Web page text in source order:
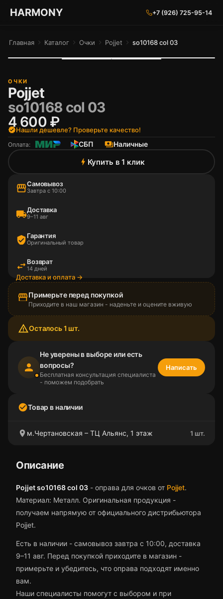
ГАРМОНИЯ ГЛАЗ
HARMONY +7 (926) 725-95-14
Главная chevron_right Каталог chevron_right Очки chevron_right Pojjet chevron_right so10168 col 03
ОЧКИ
Pojjet
so10168 col 03
4 600 ₽
verifiedНашли дешевле? Проверьте качество!
Оплата: СБП paymentsНаличные
bolt Купить в 1 клик
storefrontСамовывоз
Завтра с 10:00
local_shippingДоставка
9–11 авг
verified_userГарантия
Оригинальный товар
swap_horiz Возврат
14 дней
Доставка и оплата →
storefrontПримерьте перед покупкой
Приходите в наш магазин - наденьте и оцените вживую
warning_amberОсталось 1 шт.
person
Не уверены в выборе или есть
вопросы?
Бесплатная консультация специалиста
- поможем подобрать
Написать
check_circleТовар в наличии
location_on м.Чертановская – ТЦ Альянс, 1 этаж 1 шт.
Описание
Pojjet so10168 col 03 - оправа для очков от Pojjet.
Материал: Металл. Оригинальная продукция -
получаем напрямую от официального дистрибьютора
Pojjet.
Есть в наличии - самовывоз завтра с 10:00, доставка
9–11 авг. Перед покупкой приходите в магазин -
примерьте и убедитесь, что оправа подходят именно
вам.
Наши специалисты помогут с выбором и при